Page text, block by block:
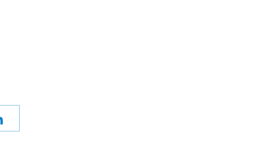
Share